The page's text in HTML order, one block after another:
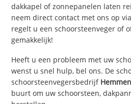
dakkapel of zonnepanelen laten
neem direct contact met ons op
regelt u een schoorsteenveger of
gemakkelijk!
Heeft u een probleem met uw
wenst u snel hulp, bel ons. De
schoorsteenvegersbedrijf Hemmen
buurt om uw schoorsteen,